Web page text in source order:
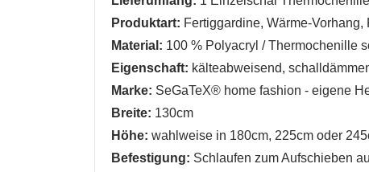
Produktart: Fertiggardine, Wärme-
Material: 100 % Polyacryl / Thermochenille
Eigenschaft: kälteabweisend,
Marke: SeGaTeX® home fashion - eigene
Breite: 130cm
Höhe: wahlweise in 180cm, 225cm oder
Befestigung: Schlaufen zum Aufschieben
Abbrechen